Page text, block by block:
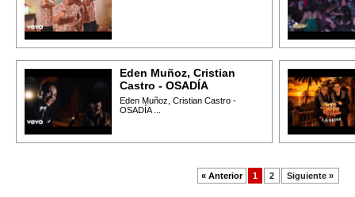
Eden Muñoz, Cristian
Castro - OSADÍA
Eden Muñoz, Cristian Castro -
OSADÍA ...
« Anterior 1 2 Siguiente »